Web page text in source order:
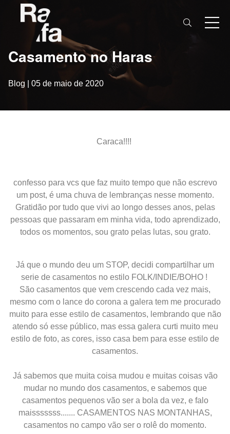
Casamento no Haras
Blog 05 de maio de 2020
Caraca!!!!
confesso para vcs que faz muito tempo que não escrevo
um post, é uma chuva de lembranças nesse momento.
Gratidão por tudo que vivi ao longo desses anos, pelas
pessoas que passaram em minha vida, todo aprendizado,
todos os momentos, sou grato pelas lutas, sou grato.
Já que o mundo deu um STOP, decidi compartilhar um
serie de casamentos no estilo FOLK/INDIE/BOHO !
São casamentos que vem crescendo cada vez mais,
mesmo com o lance do corona a galera tem me procurado
muito para esse estilo de casamentos, lembrando que não
atendo só esse público, mas essa galera curti muito meu
estilo de foto, as cores, isso casa bem para esse estilo de
casamentos.
Já sabemos que muita coisa mudou e muitas coisas vão
mudar no mundo dos casamentos, e sabemos que
casamentos pequenos vão ser a bola da vez, e falo
maisssssss....... CASAMENTOS NAS MONTANHAS,
casamentos no campo vão ser o rolê do momento.